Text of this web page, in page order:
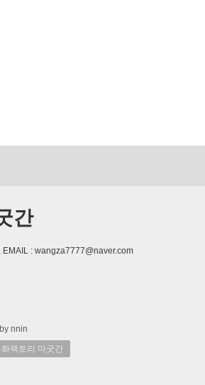
간
: wangza7777@naver.com
nnin
팩토리 마굿간